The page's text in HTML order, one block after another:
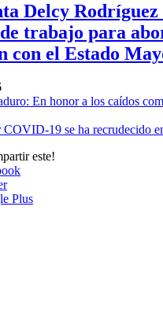
Delcy
trabajo para
con el Estado
En honor a los caídos
COVID-19 se ha recrudecido
este!
Plus